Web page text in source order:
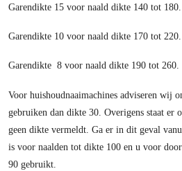
Garendikte 15 voor naald dikte 140 tot 180.
Garendikte 10 voor naald dikte 170 tot 220.
Garendikte 8 voor naald dikte 190 tot 260.
Voor huishoudnaaimachines adviseren wij
gebruiken dan dikte 30. Overigens staat er
geen dikte vermeldt. Ga er in dit geval
is voor naalden tot dikte 100 en u voor
90 gebruikt.